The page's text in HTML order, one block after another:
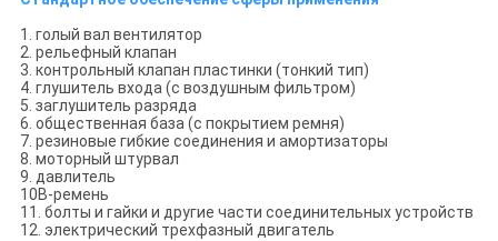
1. голый вал вентилятор
2. рельефный клапан
3. контрольный клапан пластинки (тонкий тип)
4. глушитель входа (с воздушным фильтром)
5. заглушитель разряда
6. общественная база (с покрытием ремня)
7. резиновые гибкие соединения и амортизаторы
8. моторный штурвал
9. давлитель
10В-ремень
11. болты и гайки и другие части соединительных устройств
12. электрический трехфазный двигатель